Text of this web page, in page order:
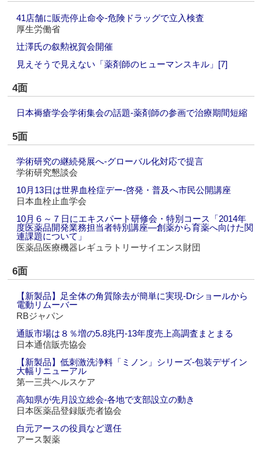
41店舗に販売停止命令‐危険ドラッグで立入検査
厚生労働省
辻澤氏の叙勲祝賀会開催
見えそうで見えない「薬剤師のヒューマンスキル」[7]
4面
日本褥瘡学会学術集会の話題‐薬剤師の参画で治療期間短縮
5面
学術研究の継続発展へ‐グローバル化対応で提言
学術研究懇談会
10月13日は世界血栓症デー‐啓発・普及へ市民公開講座
日本血栓止血学会
10月６～７日にエキスパート研修会・特別コース「2014年
度医薬品開発業務担当者特別講座―創薬から育薬へ向けた関
連課題について」
医薬品医療機器レギュラトリーサイエンス財団
6面
【新製品】足全体の角質除去が簡単に実現‐Drショールから
電動リムーバー
RBジャパン
通販市場は８％増の5.8兆円‐13年度売上高調査まとまる
日本通信販売協会
【新製品】低刺激洗浄料「ミノン」シリーズ‐包装デザイン
大幅リニューアル
第一三共ヘルスケア
高知県が先月設立総会‐各地で支部設立の動き
日本医薬品登録販売者協会
白元アースの役員など選任
アース製薬